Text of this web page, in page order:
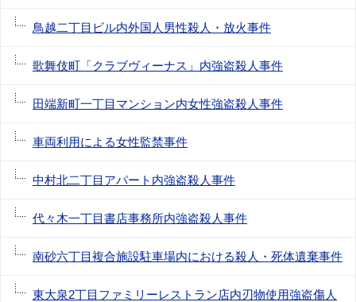
鳥越二丁目ビル内外国人男性殺人・放火事件
歌舞伎町「クラブヴィーナス」内強盗殺人事件
田端新町一丁目マンション内女性強盗殺人事件
車両利用による女性監禁事件
中村北二丁目アパート内強盗殺人事件
代々木一丁目書店事務所内強盗殺人事件
南砂六丁目複合施設駐車場内における殺人・死体遺棄事件
東大泉2丁目ファミリーレストラン店内刃物使用強盗傷人